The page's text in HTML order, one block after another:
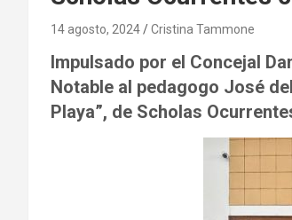
14 agosto, 2024 Cristina Tammone
Impulsado por el Concejal
Notable al pedagogo José
Playa”, de Scholas